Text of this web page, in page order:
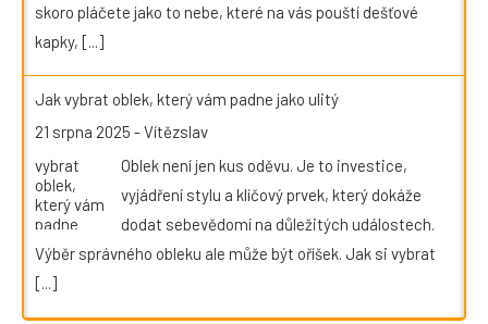
skoro pláčete jako to nebe, které na vás pouští dešťové
kapky, [...]
Jak vybrat oblek, který vám padne jako ulitý
21 srpna 2025 -Vítězslav
Oblek není jen kus oděvu. Je to investice,
vyjádření stylu a klíčový prvek, který dokáže
dodat sebevědomí na důležitých událostech.
Výběr správného obleku ale může být oříšek. Jak si vybrat
[...]